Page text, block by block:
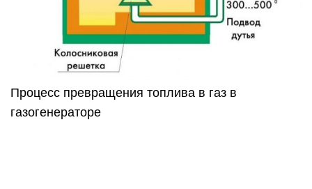
Процесс превращения топлива в газ в
газогенераторе